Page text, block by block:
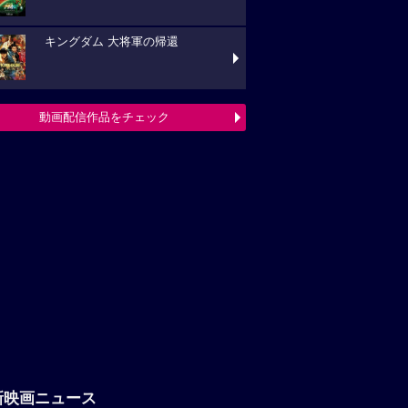
キングダム 大将軍の帰還
動画配信作品をチェック
映画ニュース